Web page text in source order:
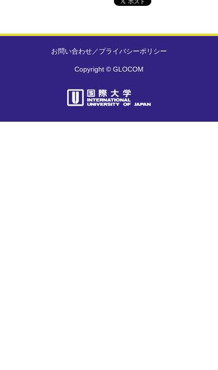
お問い合わせ／プライバシーポリシー
Copyright © GLOCOM